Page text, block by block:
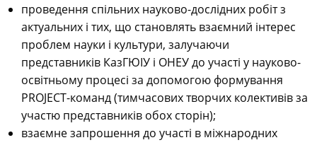
проведення спільних науково-дослідних робіт з
актуальних і тих, що становлять взаємний інтерес
проблем науки і культури, залучаючи
представників КазГЮІУ і ОНЕУ до участі у науково-
освітньому процесі за допомогою формування
РROJECT-команд (тимчасових творчих колективів за
участю представників обох сторін);
взаємне запрошення до участі в міжнародних